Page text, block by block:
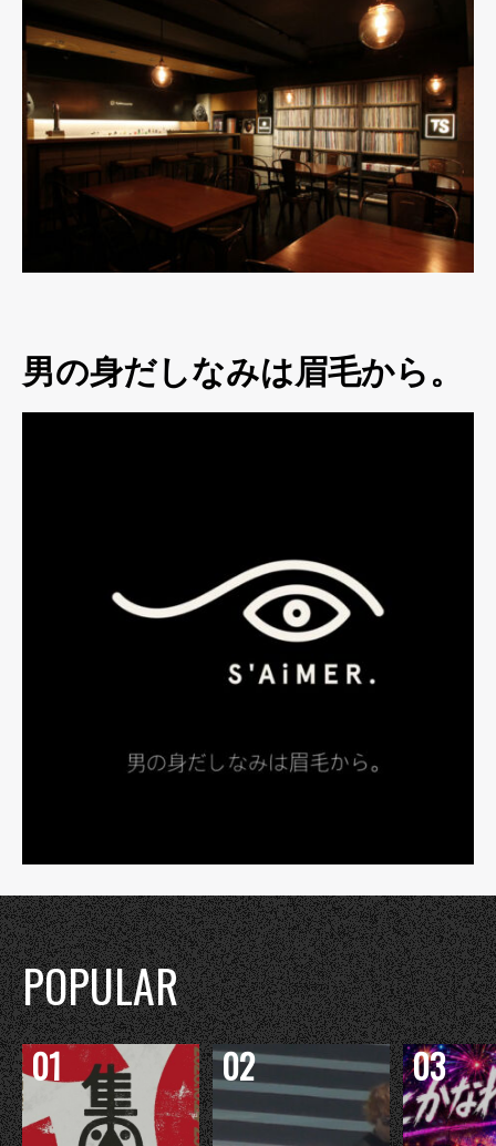
男の身だしなみは眉毛から。
POPULAR